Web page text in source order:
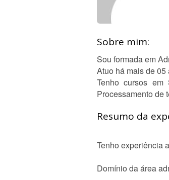
Sobre mim:
Sou formada em
Atuo há mais de
Tenho cursos em
Processamento de
Resumo da
Tenho experiência
Domínio da área